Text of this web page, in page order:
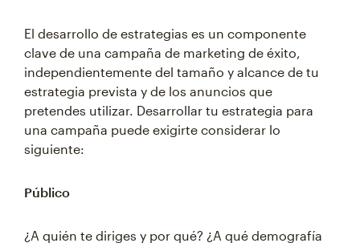
El desarrollo de estrategias es un componente
clave de una campaña de marketing de éxito,
independientemente del tamaño y alcance de tu
estrategia prevista y de los anuncios que
pretendes utilizar. Desarrollar tu estrategia para
una campaña puede exigirte considerar lo
siguiente:
Público
¿A quién te diriges y por qué? ¿A qué demografía